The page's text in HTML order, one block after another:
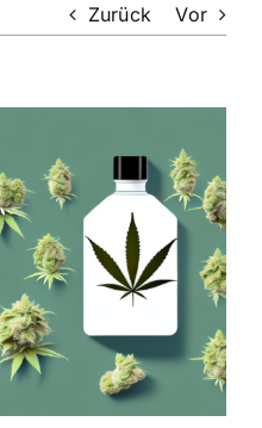
Zurück Vor